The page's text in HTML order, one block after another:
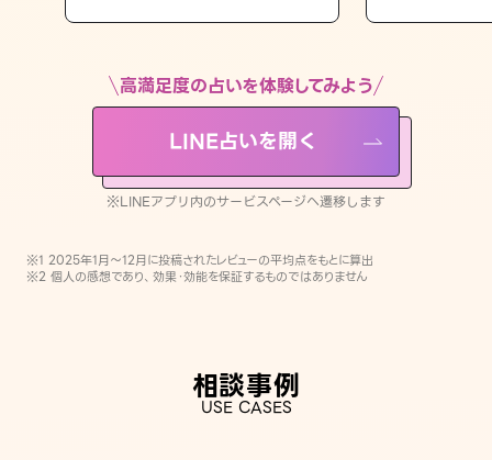
LINE占いを開く
※LINEアプリ内のサービスページへ遷移します
高満足度の占いを体験してみよう
LINE占いを開く
※LINEアプリ内のサービスページへ遷移します
※1 2025年1月〜12月に投稿されたレビューの平均点をもとに算出
※2 個人の感想であり、効果・効能を保証するものではありません
相談事例
USE CASES